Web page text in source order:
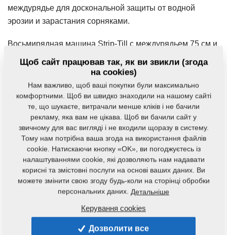
междурядье для доскональной защиты от водной
эрозии и зарастания сорняками.
Восьмирядная машина Strip-Till с междурядьем 75 см и
передним бункером MF 300 fert дозировала на глубину
30 см удобрение фосфор трифосфат. Тяговое средство
John Deere с мощностью 270 л.с. было минимально
возможным.
Заказчик был полностью удовлетворен работой и
производительностью агрегата.
Vladimír Mertlík
Veronika Paslerová
Пов'язані позиції
Щоб сайт працював так, як ви звикли (згода
на cookies)
Нам важливо, щоб ваші покупки були максимально
комфортними. Щоб ви швидко знаходили на нашому сайті
те, що шукаєте, витрачали менше кліків і не бачили
рекламу, яка вам не цікава. Щоб ви бачили сайт у
звичному для вас вигляді і не входили щоразу в систему.
Тому нам потрібна ваша згода на використання файлів
cookie. Натискаючи кнопку «OK», ви погоджуєтесь із
налаштуваннями cookie, які дозволяють нам надавати
корисні та змістовні послуги на основі ваших даних. Ви
можете змінити свою згоду будь-коли на сторінці обробки
персональних даних. Детальніше
Керування cookies
Дозволити все